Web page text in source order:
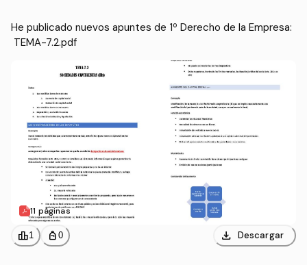
He publicado nuevos apuntes de 1º Derecho de la Empresa:
TEMA-7.2.pdf
11 páginas
leaderboard1 personal_bag 0 download Descargar